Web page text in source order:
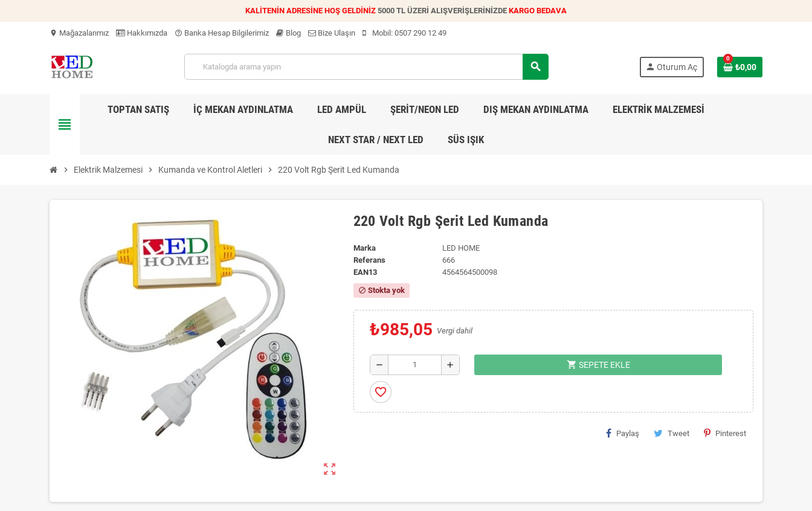
KALİTENİN ADRESİNE HOŞ GELDİNİZ 5000 TL ÜZERİ ALIŞVERİŞLERİNİZDE KARGO BEDAVA
location_on Mağazalarımız Hakkımızda help_outline Banka Hesap Bilgilerimiz Blog Bize Ulaşın Mobil: 0507 290 12 49
search person Oturum Aç
0
₺0,00
view_headline
TOPTAN SATIŞ İÇ MEKAN AYDINLATMA LED AMPÜL ŞERİT/NEON LED DIŞ MEKAN AYDINLATMA ELEKTRİK MALZEMESİ
NEXT STAR / NEXT LED SÜS IŞIK
chevron_right Elektrik Malzemesi chevron_right Kumanda ve Kontrol Aletleri chevron_right 220 Volt Rgb Şerit Led Kumanda
zoom_out_map
220 Volt Rgb Şerit Led Kumanda
Marka
LED HOME
Referans
666
EAN13
4564564500098
block Stokta yok
₺985,05 Vergi dahil
remove add shopping_cart SEPETE EKLE
favorite_border
Paylaş Tweet Pinterest